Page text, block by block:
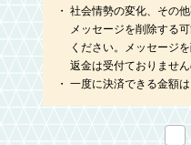
社会情勢の変化、その
メッセージを削除する
ください。メッセージ
返金は受付ておりませ
一度に決済できる金額